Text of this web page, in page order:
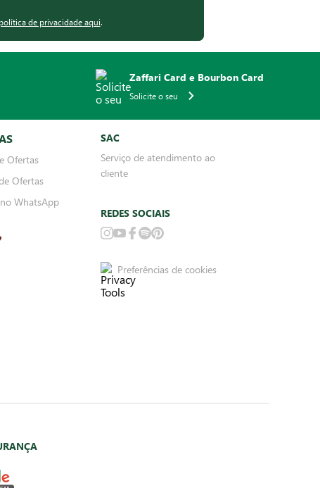
de privacidade aqui.
Zaffari Card e Bourbon Card
Solicite o seu
Ofertas
Ofertas
WhatsApp
SAC
Serviço de atendimento ao
cliente
REDES SOCIAIS
Preferências de cookies